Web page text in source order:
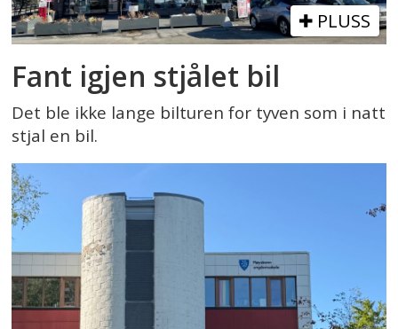
PLUSS
Fant igjen stjålet bil
Det ble ikke lange bilturen for tyven som i natt
stjal en bil.